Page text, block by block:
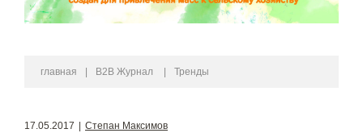
главная B2B Журнал Тренды
17.05.2017 Степан Максимов